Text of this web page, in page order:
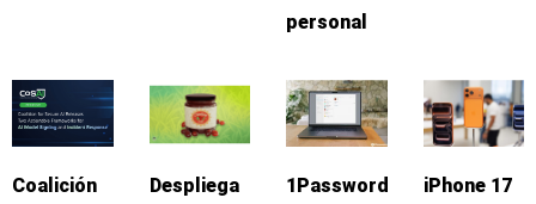
personal
Coalición
Despliega
1Password:
iPhone 17